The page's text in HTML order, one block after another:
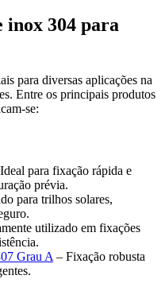
inox 304 para
para diversas aplicações na
Entre os principais produtos
se:
para fixação rápida e
prévia.
para trilhos solares,
utilizado em fixações
Grau A – Fixação robusta